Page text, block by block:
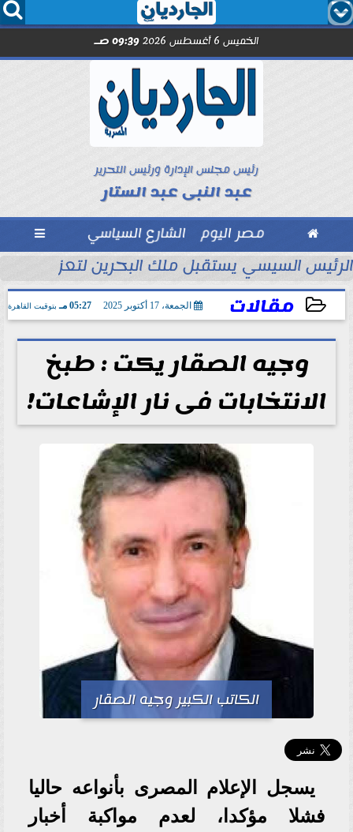
  
الخميس 6 أغسطس 2026 09:39 صـ
رئيس مجلس الإدارة ورئيس التحرير
عبد النبى عبد الستار
 مصر اليوم الشارع السياسي 
السكندري فى الأسبوع الأول
الرئيس السيسي يستقبل ملك البحرين لتعزيز
مقالات الجمعة، 17 أكتوبر 2025 05:27 مـ بتوقيت القاهرة
2025-10-17 17:27:20
وجيه الصقار يكت : طبخ
الانتخابات فى نار الإشاعات!
الكاتب الكبير وجيه الصقار
يسجل الإعلام المصرى بأنواعه حاليا
فشلا مؤكدا، لعدم مواكبة أخبار